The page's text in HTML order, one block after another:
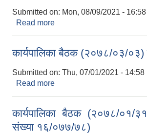
Submitted on: Mon, 08/09/2021 - 16:58
Read more
कार्यपालिका बैठक (२०७८/०३/०३)
Submitted on: Thu, 07/01/2021 - 14:58
Read more
कार्यपालिका बैठक (२०७८/०१/
संख्या १६/०७७/७८)